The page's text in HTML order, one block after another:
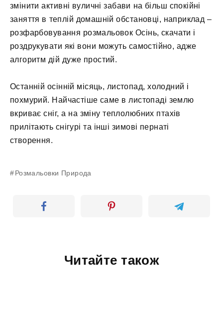
змінити активні вуличні забави на більш спокійні
заняття в теплій домашній обстановці, наприклад –
розфарбовування розмальовок Осінь, скачати і
роздрукувати які вони можуть самостійно, адже
алгоритм дій дуже простий.
Останній осінній місяць, листопад, холодний і
похмурий. Найчастіше саме в листопаді землю
вкриває сніг, а на зміну теплолюбних птахів
прилітають снігурі та інші зимові пернаті
створення.
Розмальовки Природа
Читайте також